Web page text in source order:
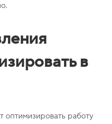
в
оптимизировать работу